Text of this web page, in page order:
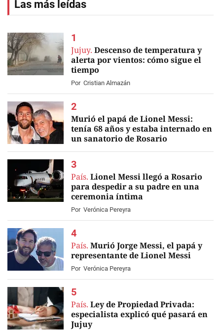
Las más leídas
Jujuy. Descenso de temperatura y
alerta por vientos: cómo sigue el
tiempo
Por Cristian Almazán
EN VIVO
Murió el papá de Lionel Messi:
tenía 68 años y estaba internado en
un sanatorio de Rosario
País. Lionel Messi llegó a Rosario
para despedir a su padre en una
ceremonia íntima
Por Verónica Pereyra
País. Murió Jorge Messi, el papá y
representante de Lionel Messi
Por Verónica Pereyra
País. Ley de Propiedad Privada:
especialista explicó qué pasará en
Jujuy